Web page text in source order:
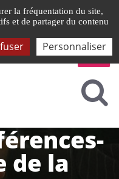
de la
la fréquentation du site,
et de partager du contenu
Personnaliser